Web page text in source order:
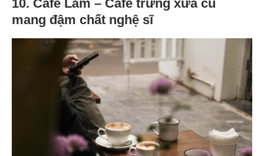
10. Cafe Lâm – Cafe trứng xưa cũ
mang đậm chất nghệ sĩ